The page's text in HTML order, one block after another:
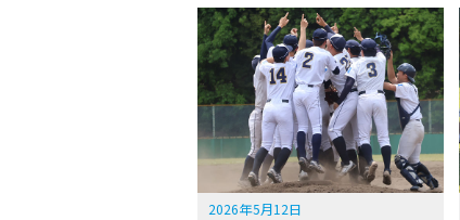
2026年5月12日